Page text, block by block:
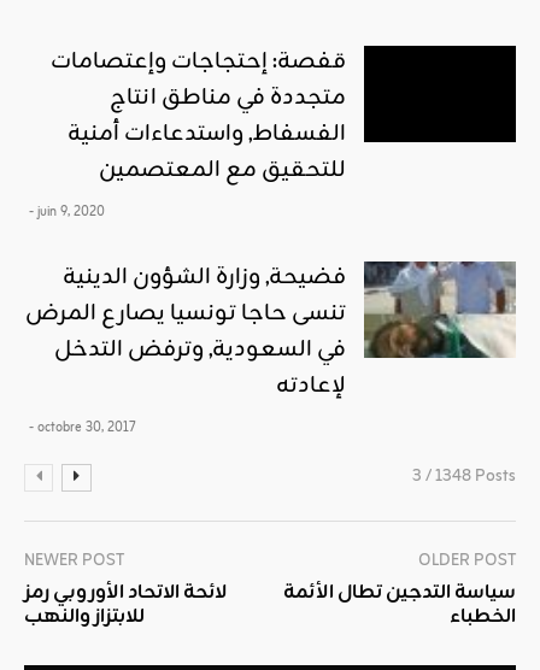
قفصة: إحتجاجات وإعتصامات
متجددة في مناطق انتاج
الفسفاط, واستدعاءات أمنية
للتحقيق مع المعتصمين
- juin 9, 2020
فضيحة, وزارة الشؤون الدينية
تنسى حاجا تونسيا يصارع المرض
في السعودية, وترفض التدخل
لإعادته
- octobre 30, 2017
3 / 1348 Posts
NEWER POST
لائحة الاتحاد الأوروبي رمز
للابتزاز والنهب
OLDER POST
سياسة التدجين تطال الأئمة
الخطباء